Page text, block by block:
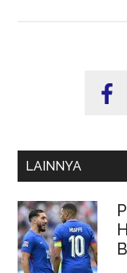
Sidebar
LAINNYA